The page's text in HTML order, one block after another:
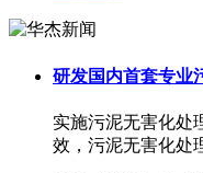
研发国内首套专业
实施污泥无害化处
效，污泥无害化处